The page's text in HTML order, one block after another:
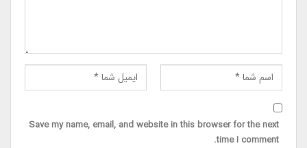
Save my name, email, and website in this browser for the next
time I comment.